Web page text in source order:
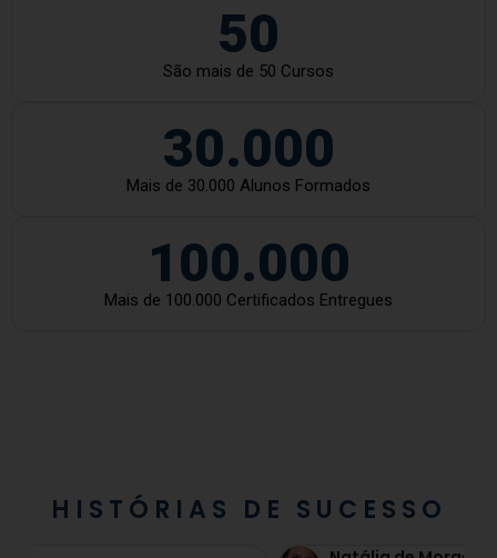
São mais de 50 Cursos
50
Mais de 30.000 Alunos Formados
30.000
Mais de 100.000 Certificados Entregues
100.000
HISTÓRIAS DE SUCESSO